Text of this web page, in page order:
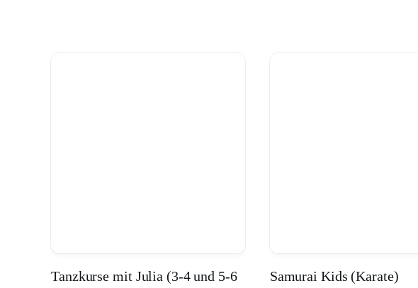
Tanzkurse mit Julia (3-4 und 5-6
Samurai Kids (Karate)